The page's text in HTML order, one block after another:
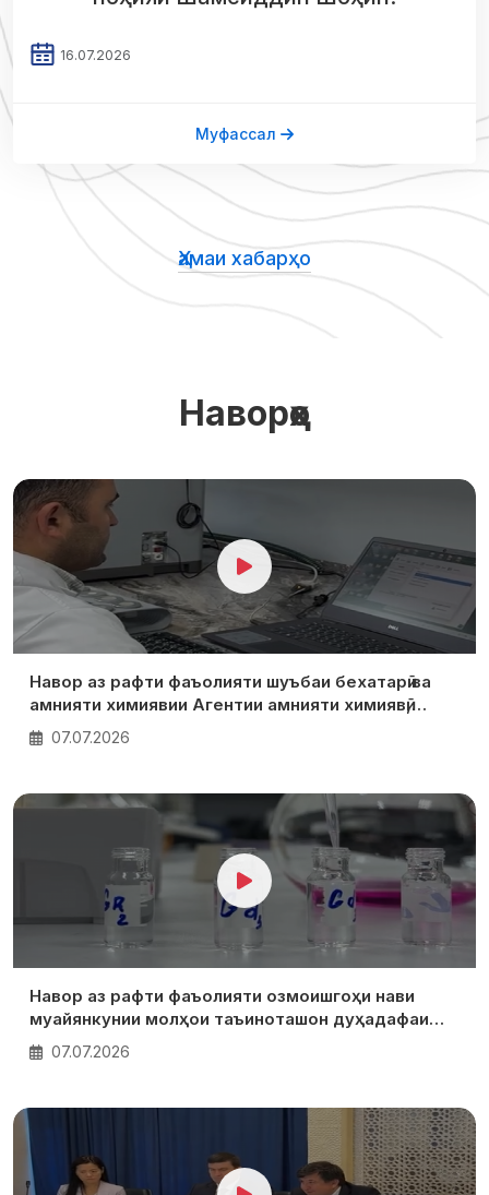
16.07.2026
Муфассал
Ҳамаи хабарҳо
Наворҳо
Навор аз рафти фаъолияти шуъбаи бехатарӣ ва
амнияти химиявии Агентии амнияти химиявӣ,
биологӣ, радиатсионӣ ва ядроии Академияи
миллии илмҳои Тоҷикистон
07.07.2026
Навор аз рафти фаъолияти озмоишгоҳи нави
муайянкунии молҳои таъиноташон дуҳадафаи
Агентии амнияти химиявӣ, биологӣ, радиатсионӣ ва
ядроии Академияи миллии илмҳои Тоҷикистон
07.07.2026